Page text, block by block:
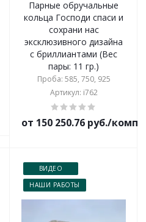
Парные обручальные
кольца Господи спаси и
сохрани нас
эксклюзивного дизайна
с бриллиантами (Вес
пары: 11 гр.)
Проба: 585, 750, 925
Артикул: i762
от 150 250.76 руб./
ВИДЕО
НАШИ РАБОТЫ